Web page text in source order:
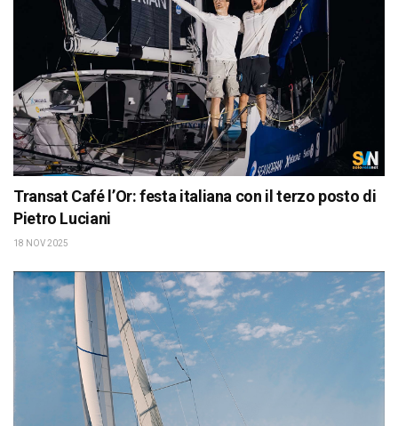
Transat Café l’Or: festa italiana con il terzo posto di
Pietro Luciani
18 NOV 2025